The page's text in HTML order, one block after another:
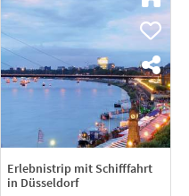
Erlebnistrip mit Schifffahrt
in Düsseldorf